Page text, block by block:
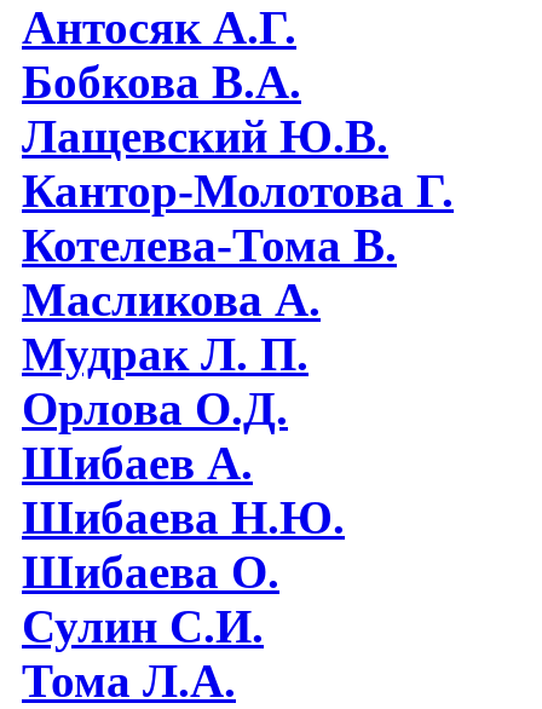
Антосяк А.Г.
Бобкова В.А.
Лащевский Ю.В.
Кантор-Молотова Г.
Котелева-Тома В.
Масликова А.
Мудрак Л. П.
Орлова О.Д.
Шибаев А.
Шибаева Н.Ю.
Шибаева O.
Сулин С.И.
Тома Л.А.